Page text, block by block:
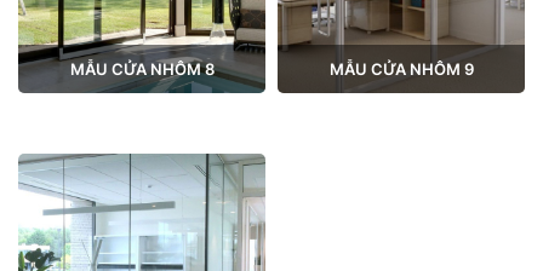
MẪU CỬA NHÔM 8 MẪU CỬA NHÔM 9